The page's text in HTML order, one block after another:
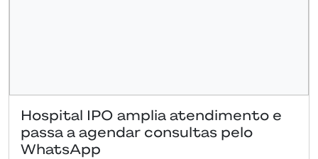
Hospital IPO amplia atendimento e
passa a agendar consultas pelo
WhatsApp